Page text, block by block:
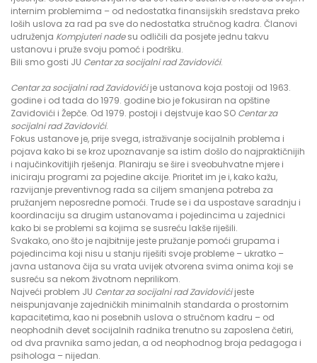
internim problemima – od nedostatka finansijskih sredstava preko
loših uslova za rad pa sve do nedostatka stručnog kadra. Članovi
udruženja Kompjuteri nadesu odličili da posjete jednu takvu
ustanovu i pruže svoju pomoć i podršku.
Bili smo gosti JU Centar za socijalni rad Zavidovići.
Centar za socijalni rad Zavidovićije ustanova koja postoji od 1963.
godine i od tada do 1979. godine bio je fokusiran na opštine
Zavidovići i Žepče. Od 1979. postoji i dejstvuje kao SO Centar za
socijalni rad Zavidovići.
Fokus ustanove je, prije svega, istraživanje socijalnih problema i
pojava kako bi se kroz upoznavanje sa istim došlo do najpraktičnijih
i najučinkovitijih rješenja. Planiraju se šire i sveobuhvatne mjere i
iniciraju programi za pojedine akcije. Prioritet im je i, kako kažu,
razvijanje preventivnog rada sa ciljem smanjena potreba za
pružanjem neposredne pomoći. Trude se i da uspostave saradnju i
koordinaciju sa drugim ustanovama i pojedincima u zajednici
kako bi se problemi sa kojima se susreću lakše riješili.
Svakako, ono što je najbitnije jeste pružanje pomoći grupama i
pojedincima koji nisu u stanju riješiti svoje probleme – ukratko –
javna ustanova čija su vrata uvijek otvorena svima onima koji se
susreću sa nekom životnom neprilikom.
Najveći problem JU Centar za socijalni rad Zavidovićijeste
neispunjavanje zajedničkih minimalnih standarda o prostornim
kapacitetima, kao ni posebnih uslova o stručnom kadru – od
neophodnih devet socijalnih radnika trenutno su zaposlena četiri,
od dva pravnika samo jedan, a od neophodnog broja pedagoga i
psihologa – nijedan.